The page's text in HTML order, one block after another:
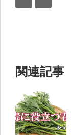
関連記事